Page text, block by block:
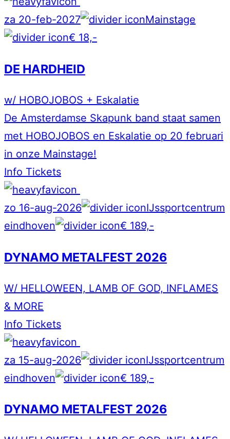
za 20-feb-2027
Mainstage
€ 18,-
DE HARDHEID
w/ HOBOJOBOS + Eskalatie
De Amsterdamse Skapunk band staat samen
met HOBOJOBOS en Eskalatie op 20 februari
in onze Mainstage!
Info Tickets
zo 16-aug-2026
IJssportcentrum
eindhoven
€ 189,-
DYNAMO METALFEST 2026
W/ HELLOWEEN, LAMB OF GOD, INFLAMES
& MORE
Info Tickets
za 15-aug-2026
IJssportcentrum
eindhoven
€ 189,-
DYNAMO METALFEST 2026